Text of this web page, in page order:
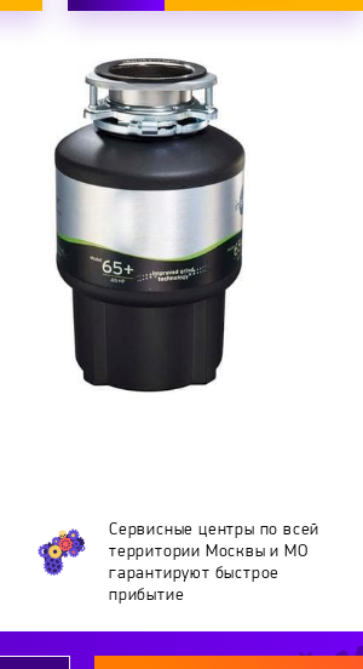
Сервисные центры по всей
территории Москвы и МО
гарантируют быстрое
прибытие